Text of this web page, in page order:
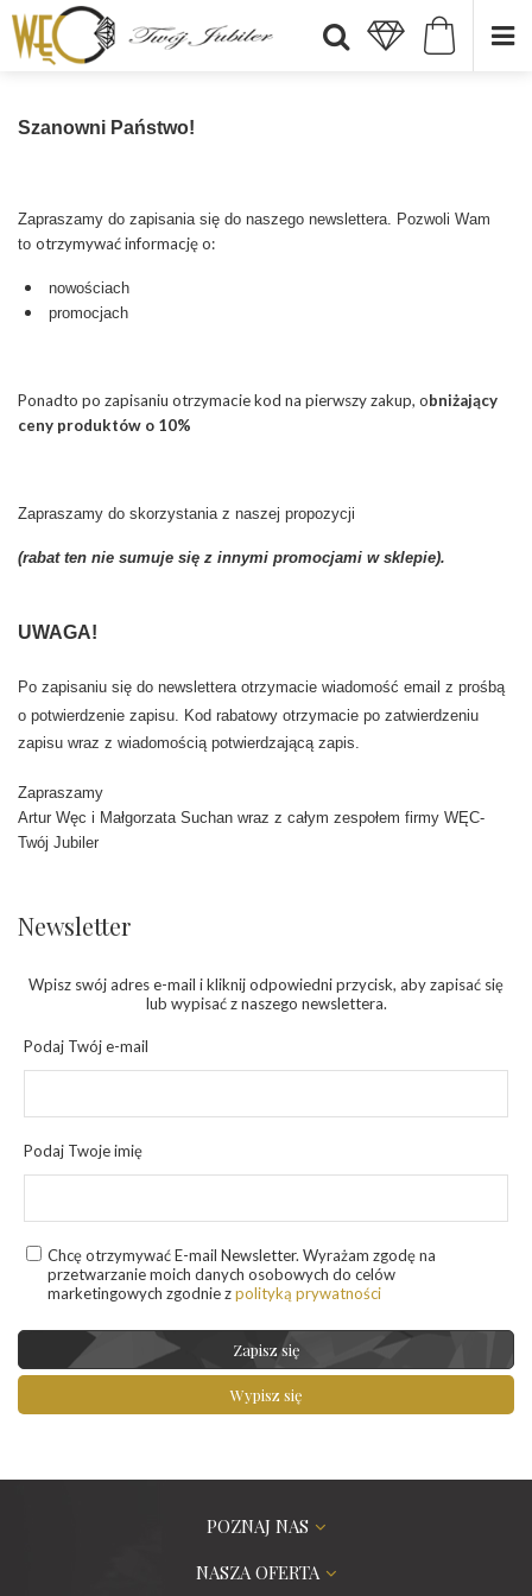
Szanowni Państwo!
Zapraszamy do zapisania się do naszego newslettera. Pozwoli Wam
to otrzymywać informację o:
nowościach
promocjach
Ponadto po zapisaniu otrzymacie kod na pierwszy zakup, obniżający
ceny produktów o 10%
Zapraszamy do skorzystania z naszej propozycji
(rabat ten nie sumuje się z innymi promocjami w sklepie).
UWAGA!
Po zapisaniu się do newslettera otrzymacie wiadomość email z prośbą
o potwierdzenie zapisu. Kod rabatowy otrzymacie po zatwierdzeniu
zapisu wraz z wiadomością potwierdzającą zapis.
Zapraszamy
Artur Węc i Małgorzata Suchan wraz z całym zespołem firmy WĘC-
Twój Jubiler
Newsletter
Wpisz swój adres e-mail i kliknij odpowiedni przycisk, aby zapisać się
lub wypisać z naszego newslettera.
Podaj Twój e-mail
Podaj Twoje imię
Chcę otrzymywać E-mail Newsletter. Wyrażam zgodę na
przetwarzanie moich danych osobowych do celów
marketingowych zgodnie zpolityką prywatności
Zapisz się
Wypisz się
POZNAJ NAS
NASZA OFERTA